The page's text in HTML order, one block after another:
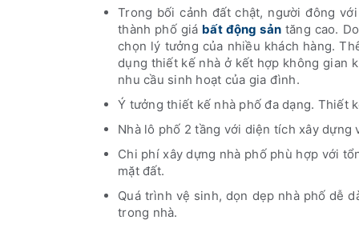
Trong bối cảnh đất chật, người đông
thành phố giá bất động sản tăng cao.
chọn lý tưởng của nhiều khách hàng.
dụng thiết kế nhà ở kết hợp không gian
nhu cầu sinh hoạt của gia đình.
Ý tưởng thiết kế nhà phố đa dạng. Thiết
Nhà lô phố 2 tầng với diện tích xây
Chi phí xây dựng nhà phố phù hợp với
mặt đất.
Quá trình vệ sinh, dọn dẹp nhà phố dễ
trong nhà.